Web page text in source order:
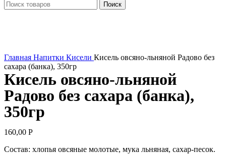
Поиск
Главная Напитки Кисели Кисель овсяно-льняной Радово без
сахара (банка), 350гр
Кисель овсяно-льняной
Радово без сахара (банка),
350гр
160,00 Р
Состав: хлопья овсяные молотые, мука льняная, сахар-песок.